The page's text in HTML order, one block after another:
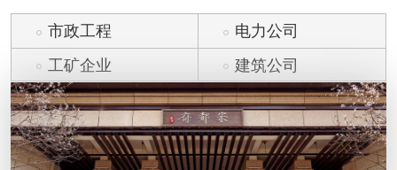
市政工程
电力公司
工矿企业
建筑公司